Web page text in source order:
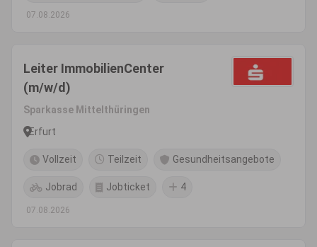
07.08.2026
Leiter ImmobilienCenter
(m/w/d)
Sparkasse Mittelthüringen
Erfurt
Vollzeit Teilzeit Gesundheitsangebote
Jobrad Jobticket 4
07.08.2026